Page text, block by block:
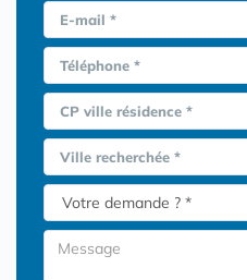
E-mail *
Téléphone *
CP ville résidence *
Ville recherchée *